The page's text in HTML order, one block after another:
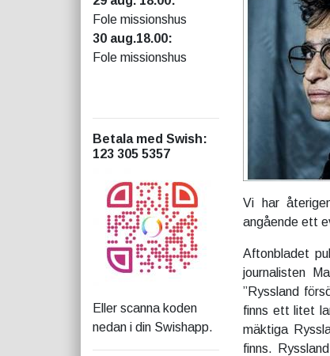
Fole missionshus
30 aug.18.00:
Fole missionshus
Betala med Swish:
123 305 5357
Eller scanna koden
nedan i din Swishapp.
Vi har
angående ett
Aftonbladet
journalisten
”Ryssland
finns ett litet
mäktiga
finns.